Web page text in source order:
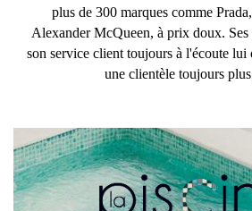
plus de 300 marques comme
Alexander McQueen, à prix doux.
son service client toujours à l'écoute lui
une clientèle toujours